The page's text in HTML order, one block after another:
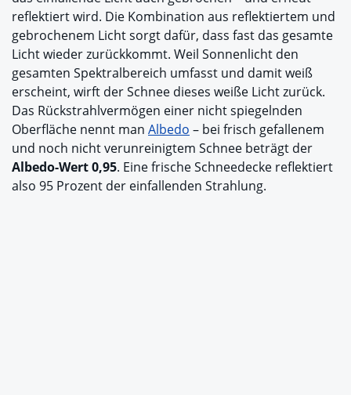
reflektiert wird. Die Kombination aus reflektiertem und
gebrochenem Licht sorgt dafür, dass fast das gesamte
Licht wieder zurückkommt. Weil Sonnenlicht den
gesamten Spektralbereich umfasst und damit weiß
erscheint, wirft der Schnee dieses weiße Licht zurück.
Das Rückstrahlvermögen einer nicht spiegelnden
Oberfläche nennt man Albedo – bei frisch gefallenem
und noch nicht verunreinigtem Schnee beträgt der
Albedo-Wert 0,95. Eine frische Schneedecke reflektiert
also 95 Prozent der einfallenden Strahlung.